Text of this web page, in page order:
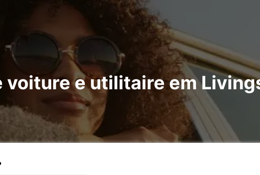
voiture e utilitaire em